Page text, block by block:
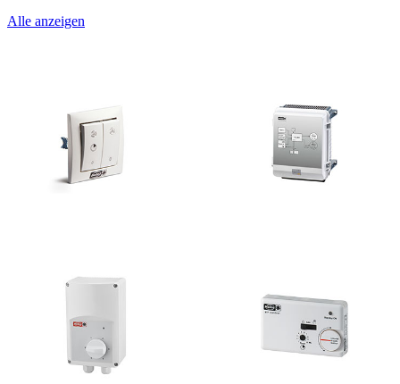
Alle anzeigen